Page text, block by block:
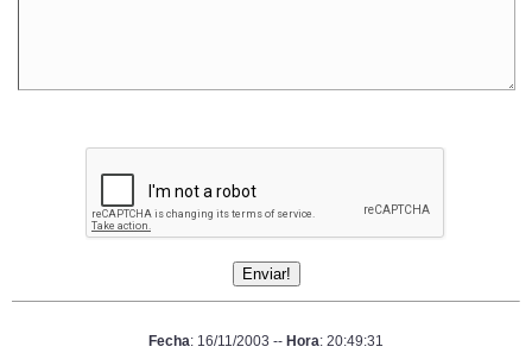
Fecha: 16/11/2003 -- Hora: 20:49:31